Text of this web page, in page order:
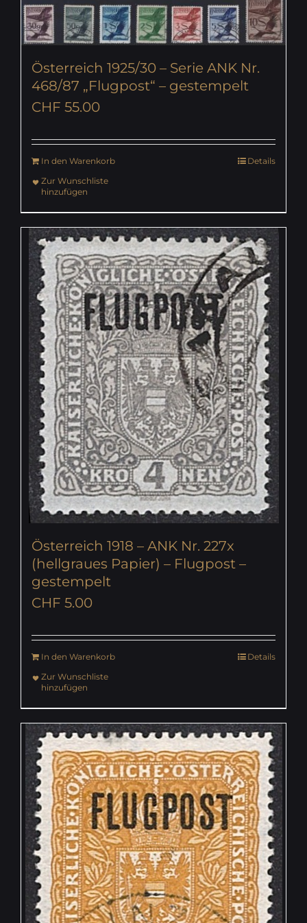
Österreich 1925/30 – Serie ANK Nr.
468/87 „Flugpost“ – gestempelt
CHF 55.00
In den Warenkorb
Details
Zur Wunschliste
hinzufügen
Österreich 1918 – ANK Nr. 227x
(hellgraues Papier) – Flugpost –
gestempelt
CHF 5.00
In den Warenkorb
Details
Zur Wunschliste
hinzufügen